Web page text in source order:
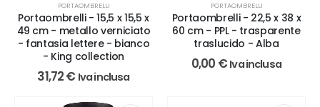
PORTAOMBRELLI
Portaombrelli - 15,5 x 15,5 x
49 cm - metallo verniciato
- fantasia lettere - bianco
- King collection
31,72€ Iva inclusa
PORTAOMBRELLI
Portaombrelli - 22,5 x 38 x
60 cm - PPL - trasparente
traslucido - Alba
0,00 € Iva inclusa